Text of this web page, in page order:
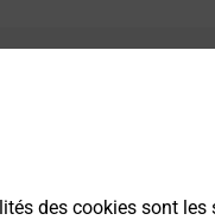
des cookies sont les